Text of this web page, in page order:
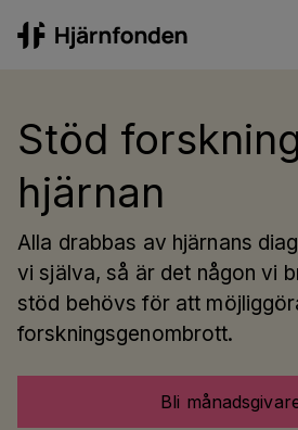
Stöd
hjärnan
Alla drabbas av hjärnans
vi själva, så är det någon vi
stöd behövs för att
forskningsgenombrott.
Bli